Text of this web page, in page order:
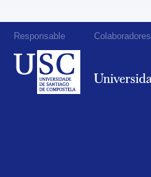
Responsable Colaboradores